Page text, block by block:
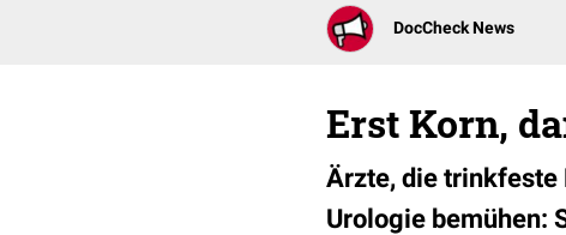
DocCheck News
Erst Korn,
Ärzte, die trinkfeste
Urologie bemühen: